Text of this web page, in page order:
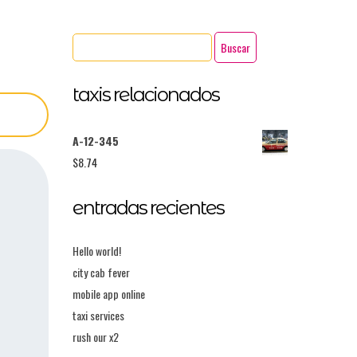
taxis relacionados
A-12-345
$8.74
entradas recientes
Hello world!
city cab fever
mobile app online
taxi services
rush our x2